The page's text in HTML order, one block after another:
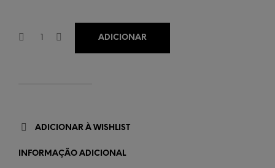
ADICIONAR
ADICIONAR À WISHLIST
INFORMAÇÃO ADICIONAL